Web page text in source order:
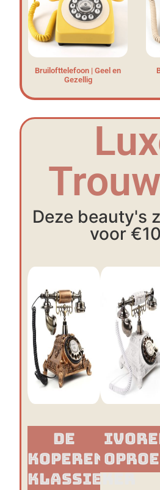
Bruilofttelefoon | Geel en
Gezellig
Deze beauty's
voor
De
Koperen
Klassieker​